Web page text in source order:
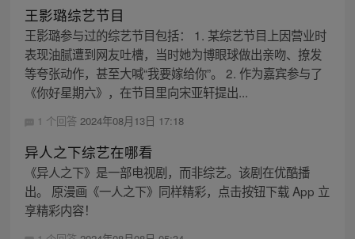
王影璐综艺节目
王影璐参与过的综艺节目包括： 1. 某综艺节目上因营业时
表现油腻遭到网友吐槽，当时她为博眼球做出亲吻、撩发
等夸张动作，甚至大喊“我要嫁给你”。 2. 作为嘉宾参与了
《你好星期六》，在节目里向宋亚轩提出...
1 个回答 2024年08月13日 17:18
异人之下综艺在哪看
《异人之下》是一部电视剧，而非综艺。该剧在优酷播
出。 原漫画《一人之下》同样精彩，点击按钮下载 App 立
享精彩内容！